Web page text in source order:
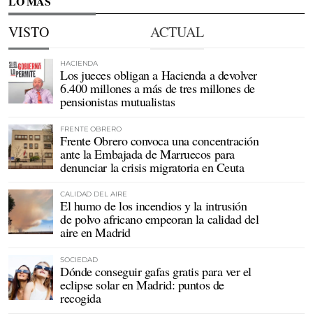
VISTO ACTUAL
HACIENDA
Los jueces obligan a Hacienda a devolver
6.400 millones a más de tres millones de
pensionistas mutualistas
FRENTE OBRERO
Frente Obrero convoca una concentración
ante la Embajada de Marruecos para
denunciar la crisis migratoria en Ceuta
CALIDAD DEL AIRE
El humo de los incendios y la intrusión
de polvo africano empeoran la calidad del
aire en Madrid
SOCIEDAD
Dónde conseguir gafas gratis para ver el
eclipse solar en Madrid: puntos de
recogida